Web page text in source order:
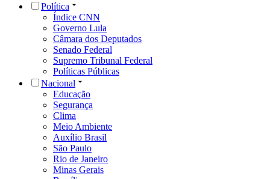
Política
Índice CNN
Governo Lula
Câmara dos Deputados
Senado Federal
Supremo Tribunal Federal
Políticas Públicas
Nacional
Educação
Segurança
Clima
Meio Ambiente
Auxílio Brasil
São Paulo
Rio de Janeiro
Minas Gerais